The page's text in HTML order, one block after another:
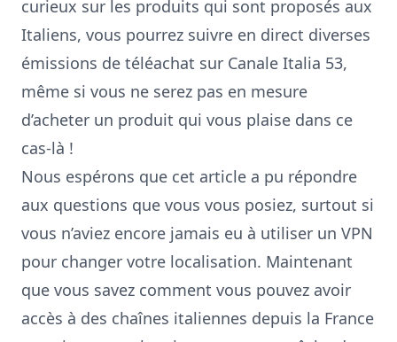
curieux sur les produits qui sont proposés aux
Italiens, vous pourrez suivre en direct diverses
émissions de téléachat sur Canale Italia 53,
même si vous ne serez pas en mesure
d’acheter un produit qui vous plaise dans ce
cas-là !
Nous espérons que cet article a pu répondre
aux questions que vous vous posiez, surtout si
vous n’aviez encore jamais eu à utiliser un VPN
pour changer votre localisation. Maintenant
que vous savez comment vous pouvez avoir
accès à des chaînes italiennes depuis la France